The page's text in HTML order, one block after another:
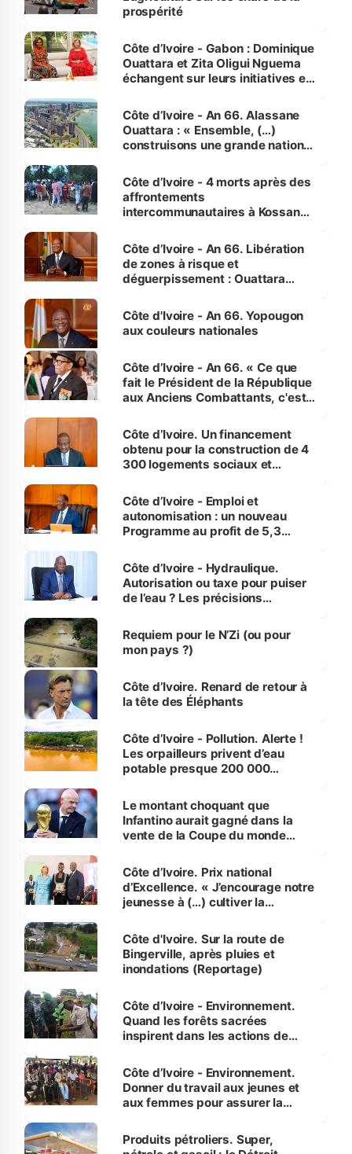
prospérité
Côte d’Ivoire - Gabon : Dominique
Ouattara et Zita Oligui Nguema
échangent sur leurs initiatives en
enfants
Côte d’Ivoire - An 66. Alassane
Ouattara : « Ensemble, (…)
construisons une grande nation
générations futures »
Côte d’Ivoire - 4 morts après des
affrontements
intercommunautaires à Kossandji
milieu des sinistrés
Côte d’Ivoire - An 66. Libération
de zones à risque et
déguerpissement : Ouattara
l'Etat de droit pour préserver les
vies humaines »
Côte d'Ivoire - An 66. Yopougon
aux couleurs nationales
Côte d’Ivoire - An 66. « Ce que
fait le Président de la République
aux Anciens Combattants, c'est
Côte d’Ivoire. Un financement
obtenu pour la construction de 4
300 logements sociaux et
et Yamoussoukro
Côte d’Ivoire - Emploi et
autonomisation : un nouveau
Programme au profit de 5,3
Côte d’Ivoire - Hydraulique.
Autorisation ou taxe pour puiser
de l’eau ? Les précisions
Requiem pour le N’Zi (ou pour
mon pays ?)
Côte d’Ivoire. Renard de retour à
la tête des Éléphants
Côte d’Ivoire - Pollution. Alerte !
Les orpailleurs privent d’eau
potable presque 200 000
Le montant choquant que
Infantino aurait gagné dans la
vente de la Coupe du monde
Côte d’Ivoire. Prix national
d’Excellence. « J’encourage notre
jeunesse à (…) cultiver la
(Alassane Ouattara
Côte d'Ivoire. Sur la route de
Bingerville, après pluies et
inondations (Reportage)
Côte d’Ivoire - Environnement.
Quand les forêts sacrées
inspirent dans les actions de
Côte d’Ivoire - Environnement.
Donner du travail aux jeunes et
aux femmes pour assurer la
menacées
Produits pétroliers. Super,